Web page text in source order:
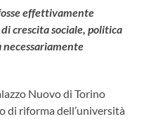
effettivamente
crescita sociale, politica
Nuovo di Torino
di riforma dell’università